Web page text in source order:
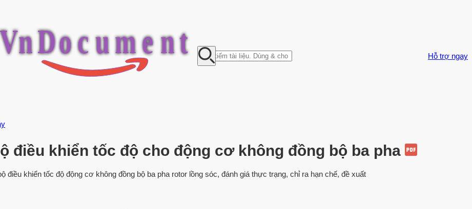
nDocument Hỗ trợ ngay
điều khiển tốc độ cho động cơ không đồng bộ ba pha
khiển tốc độ động cơ không đồng bộ ba pha rotor lồng sóc, đánh giá thực trạng, chỉ ra hạn chế, đề xuất